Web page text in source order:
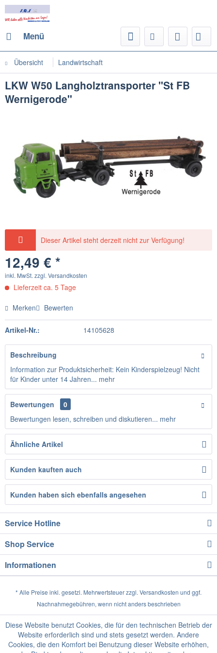
Menü
Übersicht Landwirtschaft
LKW W50 Langholztransporter "St FB
Wernigerode"
Dieser Artikel steht derzeit nicht zur Verfügung!
12,49 € *
inkl. MwSt. zzgl. Versandkosten
Lieferzeit ca. 5 Tage
Merken Bewerten
Artikel-Nr.: 14105628
Beschreibung
Information zur Produktsicherheit: Kein Kinderspielzeug! Nicht
für Kinder unter 14 Jahren... mehr
Bewertungen
0
Bewertungen lesen, schreiben und diskutieren... mehr
Ähnliche Artikel
Kunden kauften auch
Kunden haben sich ebenfalls angesehen
Service Hotline
Shop Service
Informationen
* Alle Preise inkl. gesetzl. Mehrwertsteuer zzgl. Versandkosten und ggf.
Nachnahmegebühren, wenn nicht anders beschrieben
Diese Website benutzt Cookies, die für den technischen Betrieb der
Website erforderlich sind und stets gesetzt werden. Andere
Cookies, die den Komfort bei Benutzung dieser Website erhöhen,